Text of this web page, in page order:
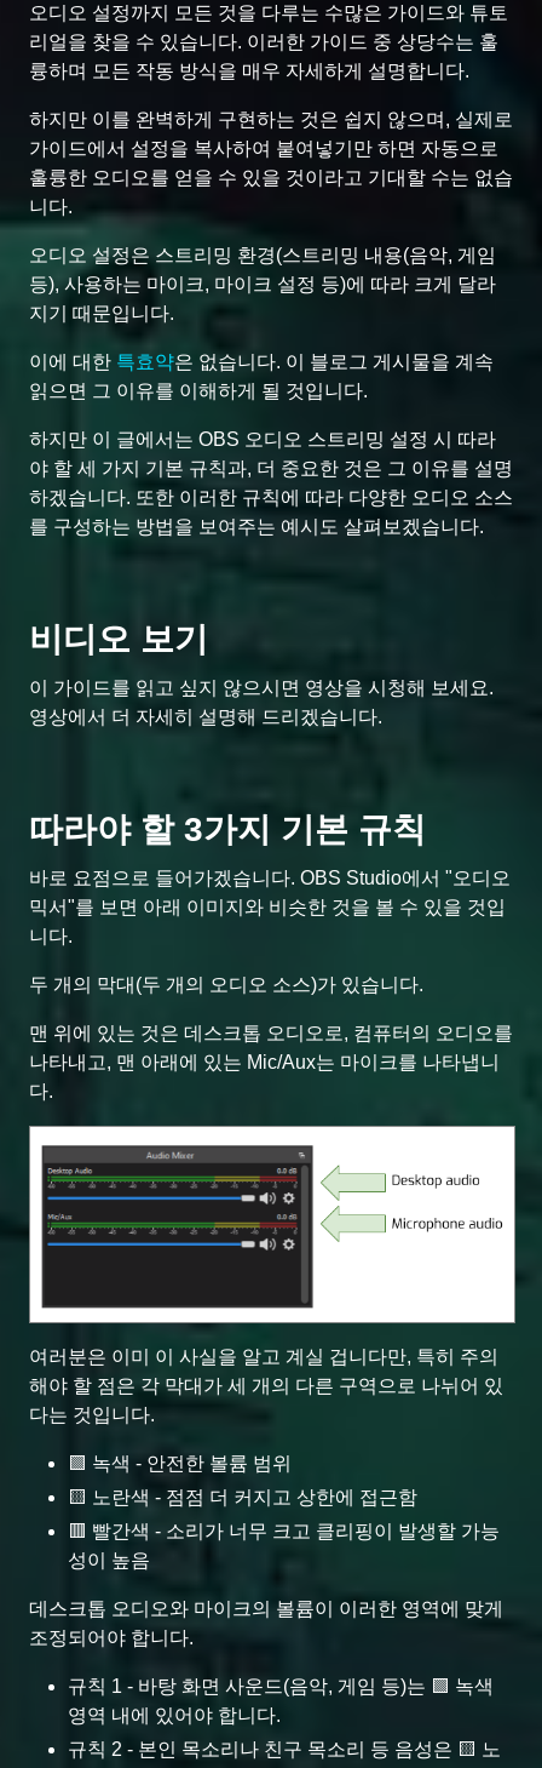
오디오 설정까지 모든 것을 다루는 수많은 가이드와 튜토
리얼을 찾을 수 있습니다. 이러한 가이드 중 상당수는 훌
륭하며 모든 작동 방식을 매우 자세하게 설명합니다.
하지만 이를 완벽하게 구현하는 것은 쉽지 않으며, 실제로
가이드에서 설정을 복사하여 붙여넣기만 하면 자동으로
훌륭한 오디오를 얻을 수 있을 것이라고 기대할 수는 없습
니다.
오디오 설정은 스트리밍 환경(스트리밍 내용(음악, 게임
등), 사용하는 마이크, 마이크 설정 등)에 따라 크게 달라
지기 때문입니다.
이에 대한 특효약은 없습니다. 이 블로그 게시물을 계속
읽으면 그 이유를 이해하게 될 것입니다.
하지만 이 글에서는 OBS 오디오 스트리밍 설정 시 따라
야 할 세 가지 기본 규칙과, 더 중요한 것은 그 이유를 설명
하겠습니다. 또한 이러한 규칙에 따라 다양한 오디오 소스
를 구성하는 방법을 보여주는 예시도 살펴보겠습니다.
비디오 보기
이 가이드를 읽고 싶지 않으시면 영상을 시청해 보세요.
영상에서 더 자세히 설명해 드리겠습니다.
따라야 할 3가지 기본 규칙
바로 요점으로 들어가겠습니다. OBS Studio에서 "오디오
믹서"를 보면 아래 이미지와 비슷한 것을 볼 수 있을 것입
니다.
두 개의 막대(두 개의 오디오 소스)가 있습니다.
맨 위에 있는 것은 데스크톱 오디오로, 컴퓨터의 오디오를
나타내고, 맨 아래에 있는 Mic/Aux는 마이크를 나타냅니
다.
여러분은 이미 이 사실을 알고 계실 겁니다만, 특히 주의
해야 할 점은 각 막대가 세 개의 다른 구역으로 나뉘어 있
다는 것입니다.
🟩 녹색 - 안전한 볼륨 범위
🟨 노란색 - 점점 더 커지고 상한에 접근함
🟥 빨간색 - 소리가 너무 크고 클리핑이 발생할 가능
성이 높음
데스크톱 오디오와 마이크의 볼륨이 이러한 영역에 맞게
조정되어야 합니다.
규칙 1 - 바탕 화면 사운드(음악, 게임 등)는 🟩 녹색
영역 내에 있어야 합니다.
규칙 2 - 본인 목소리나 친구 목소리 등 음성은 🟨 노